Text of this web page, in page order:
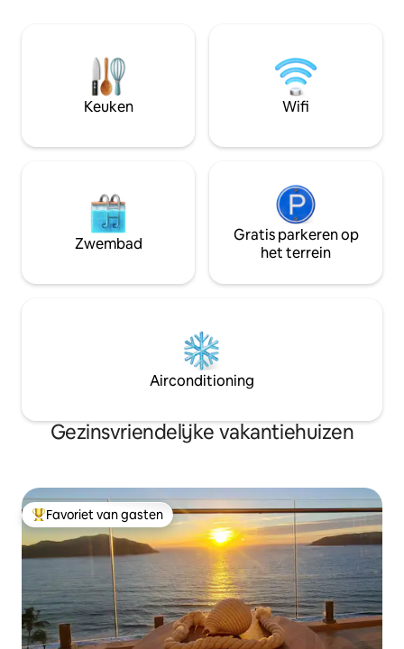
Gezinsvriendelijk en huisdiervriendelijk.
Je kunt naar de Marietas-eilanden
reizen of vissen vanuit nabijgelegen
dorpen of La Marina de La Cruz de
badkamer en
woonkamer en
4 personen, een
rusten en plezier
Keuken Wifi
Zwembad
Gratis parkeren op
het terrein
Airconditioning
Gezinsvriendelijke vakantiehuizen
Topfavoriet van gasten
Favoriet van gasten